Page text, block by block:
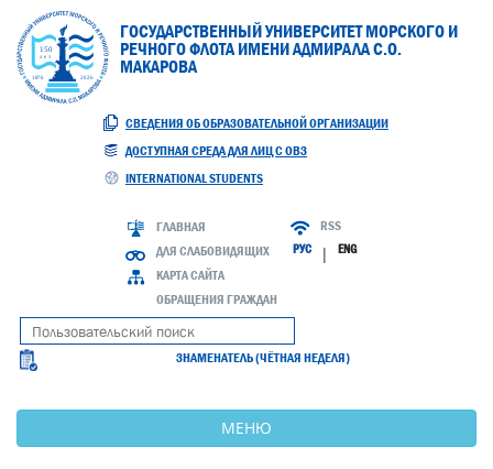
ГОСУДАРСТВЕННЫЙ УНИВЕРСИТЕТ МОРСКОГО И
РЕЧНОГО ФЛОТА ИМЕНИ АДМИРАЛА С.О.
МАКАРОВА
СВЕДЕНИЯ ОБ ОБРАЗОВАТЕЛЬНОЙ ОРГАНИЗАЦИИ
ДОСТУПНАЯ СРЕДА ДЛЯ ЛИЦ С ОВЗ
INTERNATIONAL STUDENTS
ГЛАВНАЯ
ДЛЯ СЛАБОВИДЯЩИХ
КАРТА САЙТА
ОБРАЩЕНИЯ ГРАЖДАН
RSS
РУС | ENG
ЗНАМЕНАТЕЛЬ (ЧЁТНАЯ НЕДЕЛЯ)
МЕНЮ